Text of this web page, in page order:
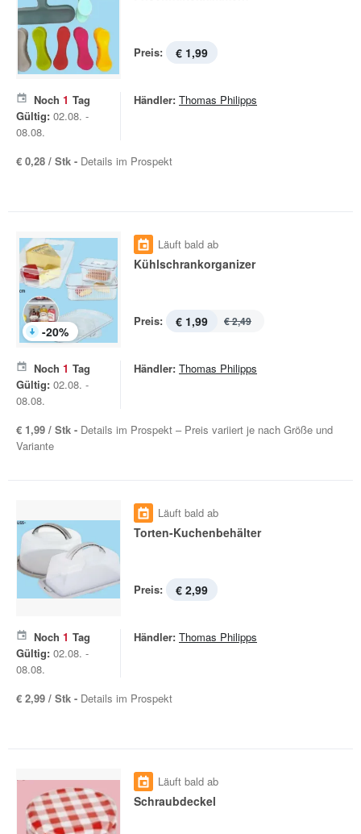
Preis: € 1,99
Noch 1 Tag
Gültig: 02.08. -
08.08.
Händler: Thomas Philipps
€ 0,28 / Stk - Details im Prospekt
-20%
Läuft bald ab
Kühlschrankorganizer
Preis: € 1,99 € 2,49
Noch 1 Tag
Gültig: 02.08. -
08.08.
Händler: Thomas Philipps
€ 1,99 / Stk - Details im Prospekt – Preis variiert je nach Größe und
Variante
Läuft bald ab
Torten-Kuchenbehälter
Preis: € 2,99
Noch 1 Tag
Gültig: 02.08. -
08.08.
Händler: Thomas Philipps
€ 2,99 / Stk - Details im Prospekt
Läuft bald ab
Schraubdeckel